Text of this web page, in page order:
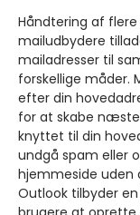
Håndtering af
mailudbydere
mailadresser til
forskellige måder.
efter din
for at skabe
knyttet til din
undgå spam eller
hjemmeside uden
Outlook tilbyder